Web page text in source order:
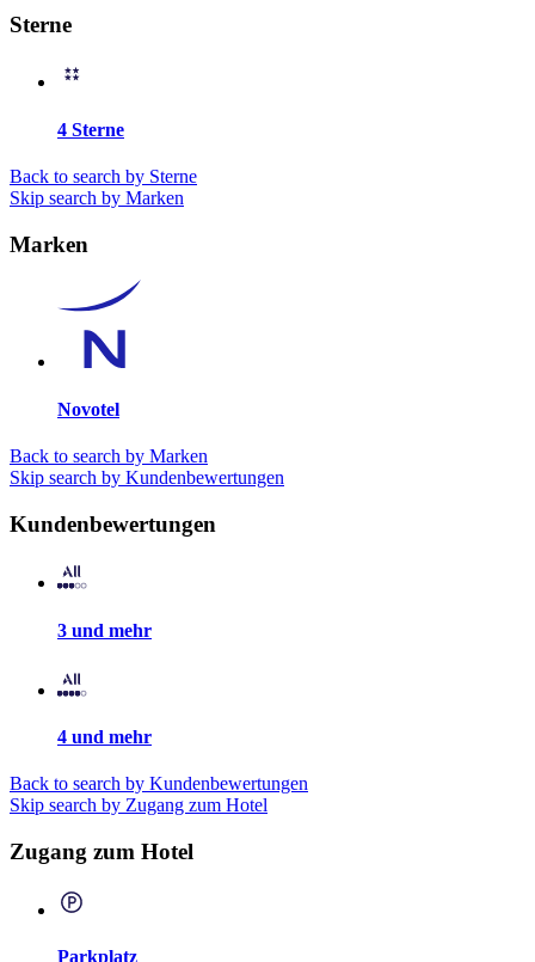
Sterne
4 Sterne
Back to search by Sterne
Skip search by Marken
Marken
Novotel
Back to search by Marken
Skip search by Kundenbewertungen
Kundenbewertungen
3 und mehr
4 und mehr
Back to search by Kundenbewertungen
Skip search by Zugang zum Hotel
Zugang zum Hotel
Parkplatz